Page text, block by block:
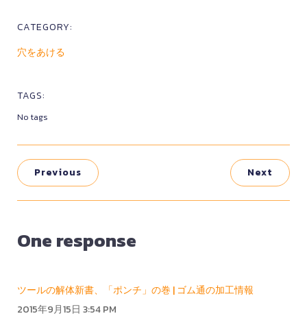
CATEGORY:
穴をあける
TAGS:
No tags
Previous Next
One response
ツールの解体新書、「ポンチ」の巻 | ゴム通の加工情報
2015年9月15日 3:54 PM